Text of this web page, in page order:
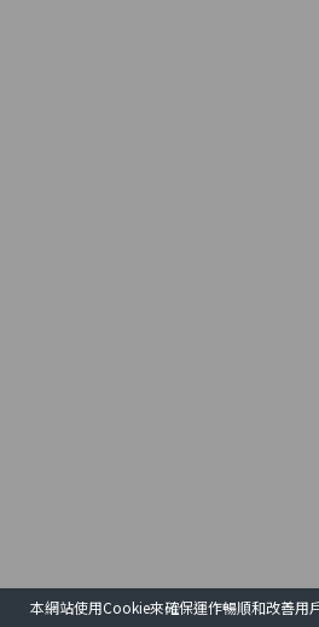
本網站使用Cookie來確保運作暢順和改善用